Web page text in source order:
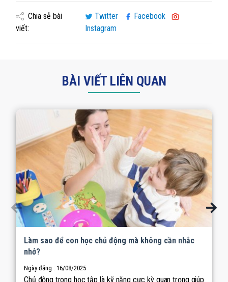
Chia sẻ bài
viết:
Twitter
Facebook
Instagram
BÀI VIẾT LIÊN QUAN
Làm sao để con học chủ động mà không cần nhắc
nhở?
Ngày đăng : 16/08/2025
Chủ động trong học tập là kỹ năng cực kỳ quan trọng giúp